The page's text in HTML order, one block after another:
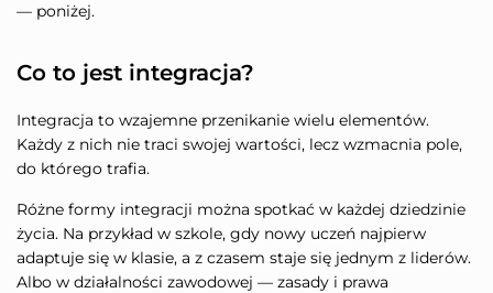
— poniżej.
Co to jest integracja?
Integracja to wzajemne przenikanie wielu elementów.
Każdy z nich nie traci swojej wartości, lecz wzmacnia pole,
do którego trafia.
Różne formy integracji można spotkać w każdej dziedzinie
życia. Na przykład w szkole, gdy nowy uczeń najpierw
adaptuje się w klasie, a z czasem staje się jednym z liderów.
Albo w działalności zawodowej — zasady i prawa